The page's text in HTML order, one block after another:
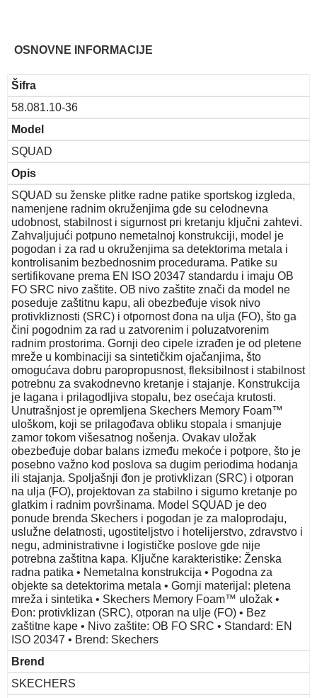
OSNOVNE INFORMACIJE
Šifra
58.081.10-36
Model
SQUAD
Opis
SQUAD su ženske plitke radne patike sportskog izgleda,
namenjene radnim okruženjima gde su celodnevna
udobnost, stabilnost i sigurnost pri kretanju ključni zahtevi.
Zahvaljujući potpuno nemetalnoj konstrukciji, model je
pogodan i za rad u okruženjima sa detektorima metala i
kontrolisanim bezbednosnim procedurama. Patike su
sertifikovane prema EN ISO 20347 standardu i imaju OB
FO SRC nivo zaštite. OB nivo zaštite znači da model ne
poseduje zaštitnu kapu, ali obezbeđuje visok nivo
protivkliznosti (SRC) i otpornost đona na ulja (FO), što ga
čini pogodnim za rad u zatvorenim i poluzatvorenim
radnim prostorima. Gornji deo cipele izrađen je od pletene
mreže u kombinaciji sa sintetičkim ojačanjima, što
omogućava dobru paropropusnost, fleksibilnost i stabilnost
potrebnu za svakodnevno kretanje i stajanje. Konstrukcija
je lagana i prilagodljiva stopalu, bez osećaja krutosti.
Unutrašnjost je opremljena Skechers Memory Foam™
uloškom, koji se prilagođava obliku stopala i smanjuje
zamor tokom višesatnog nošenja. Ovakav uložak
obezbeđuje dobar balans između mekoće i potpore, što je
posebno važno kod poslova sa dugim periodima hodanja
ili stajanja. Spoljašnji đon je protivklizan (SRC) i otporan
na ulja (FO), projektovan za stabilno i sigurno kretanje po
glatkim i radnim površinama. Model SQUAD je deo
ponude brenda Skechers i pogodan je za maloprodaju,
uslužne delatnosti, ugostiteljstvo i hotelijerstvo, zdravstvo i
negu, administrativne i logističke poslove gde nije
potrebna zaštitna kapa. Ključne karakteristike: Ženska
radna patika • Nemetalna konstrukcija • Pogodna za
objekte sa detektorima metala • Gornji materijal: pletena
mreža i sintetika • Skechers Memory Foam™ uložak •
Đon: protivklizan (SRC), otporan na ulje (FO) • Bez
zaštitne kape • Nivo zaštite: OB FO SRC • Standard: EN
ISO 20347 • Brend: Skechers
Brend
SKECHERS